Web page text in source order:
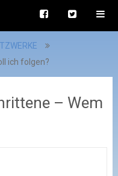
ich folgen?
– Wem